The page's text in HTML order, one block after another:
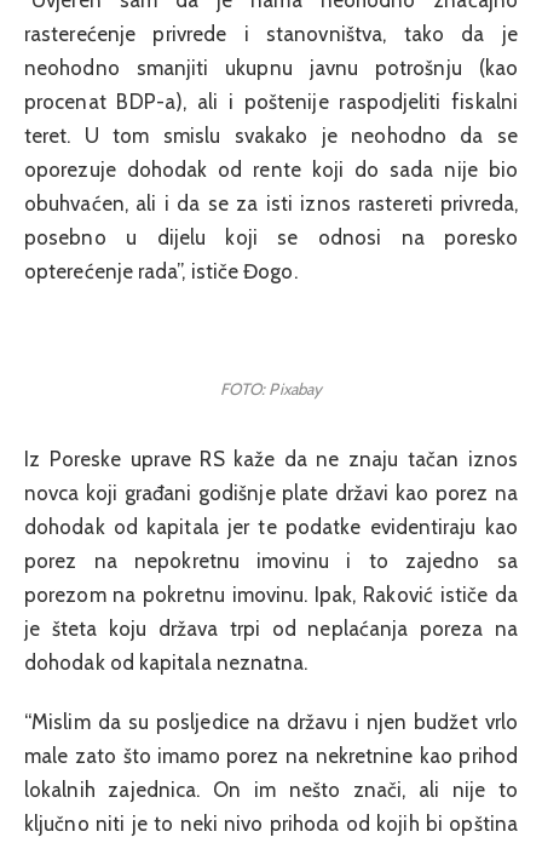
rasterećenje privrede i stanovništva, tako da je
neohodno smanjiti ukupnu javnu potrošnju (kao
procenat BDP-a), ali i poštenije raspodjeliti fiskalni
teret. U tom smislu svakako je neohodno da se
oporezuje dohodak od rente koji do sada nije bio
obuhvaćen, ali i da se za isti iznos rastereti privreda,
posebno u dijelu koji se odnosi na poresko
opterećenje rada”, ističe Đogo.
FOTO: Pixabay
Iz Poreske uprave RS kaže da ne znaju tačan iznos
novca koji građani godišnje plate državi kao porez na
dohodak od kapitala jer te podatke evidentiraju kao
porez na nepokretnu imovinu i to zajedno sa
porezom na pokretnu imovinu. Ipak, Raković ističe da
je šteta koju država trpi od neplaćanja poreza na
dohodak od kapitala neznatna.
“Mislim da su posljedice na državu i njen budžet vrlo
male zato što imamo porez na nekretnine kao prihod
lokalnih zajednica. On im nešto znači, ali nije to
ključno niti je to neki nivo prihoda od kojih bi opština